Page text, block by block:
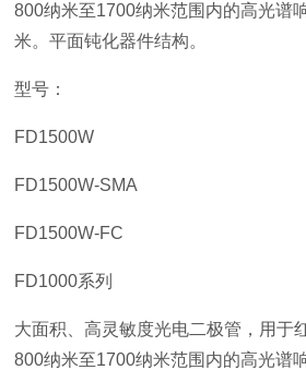
800纳米至1700纳米范围内的高光谱
米。平面钝化器件结构。
型号：
FD1500W
FD1500W-SMA
FD1500W-FC
FD1000系列
大面积、高灵敏度光电二极管，用于
800纳米至1700纳米范围内的高光谱